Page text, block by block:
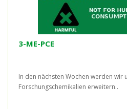
3-ME-PCE
In den nächsten Wochen werden wir
Forschungschemikalien erweitern..